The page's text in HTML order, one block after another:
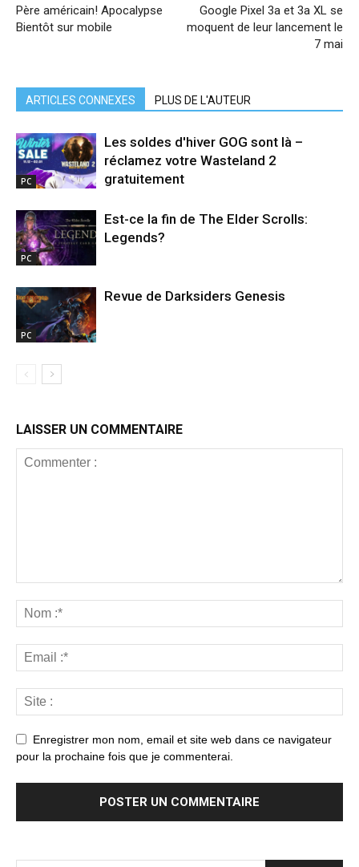
Père américain! Apocalypse
Bientôt sur mobile
Google Pixel 3a et 3a XL se
moquent de leur lancement le
7 mai
ARTICLES CONNEXES PLUS DE L'AUTEUR
PC
Les soldes d'hiver GOG sont là –
réclamez votre Wasteland 2
gratuitement
PC
Est-ce la fin de The Elder Scrolls:
Legends?
PC
Revue de Darksiders Genesis
LAISSER UN COMMENTAIRE
Enregistrer mon nom, email et site web dans ce navigateur
pour la prochaine fois que je commenterai.